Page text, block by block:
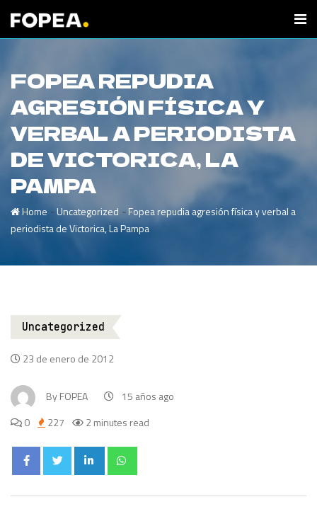
FOPEA REPUDIA
AGRESIÓN FÍSICA Y
VERBAL A PERIODISTA
DE VICTORICA, LA
PAMPA
Home -Uncategorized -Fopea repudia agresión física y verbal a
periodista de Victorica, La Pampa
Uncategorized
23 de enero de 2012
ByFOPEA
15 años ago
0
227 2 minutes read